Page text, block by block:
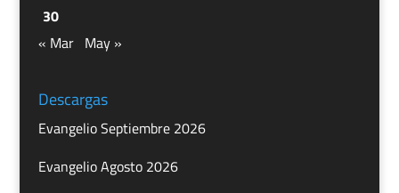
30
« Mar May »
Descargas
Evangelio Septiembre 2026
Evangelio Agosto 2026